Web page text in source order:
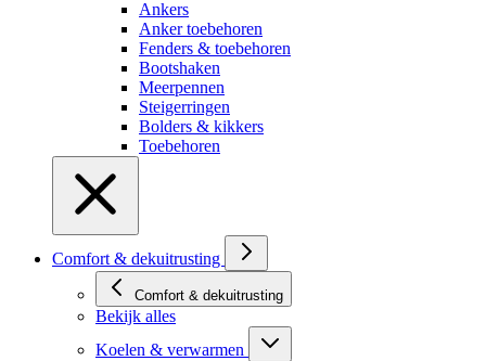
Ankers
Anker toebehoren
Fenders & toebehoren
Bootshaken
Meerpennen
Steigerringen
Bolders & kikkers
Toebehoren
Comfort & dekuitrusting
Comfort & dekuitrusting
Bekijk alles
Koelen & verwarmen